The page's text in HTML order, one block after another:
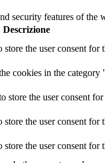
security features of the
Descrizione
the user consent
cookies in the
the user consent
the user consent for
the user consent for